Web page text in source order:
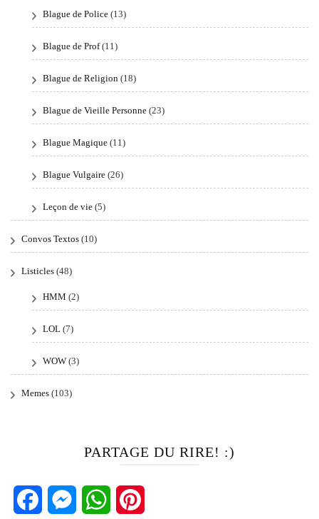
Blague de Police (13)
Blague de Prof(11)
Blague de Religion (18)
Blague de Vieille Personne (23)
Blague Magique (11)
Blague Vulgaire (26)
Leçon de vie (5)
Convos Textos (10)
Listicles (48)
HMM (2)
LOL (7)
WOW (3)
Memes (103)
PARTAGE DU RIRE! :)
FacebookMessengerWhatsApp